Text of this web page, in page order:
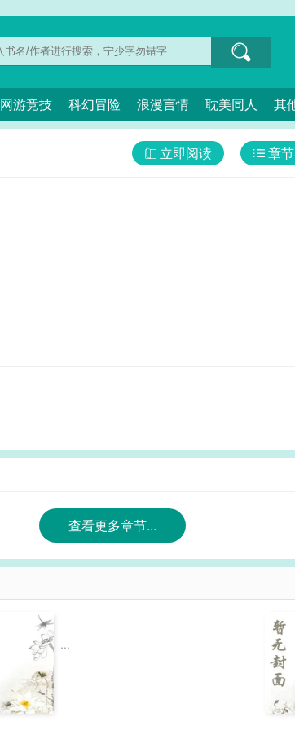
网游竞技 科幻冒险 浪漫言情 耽美同人 其
章
立即阅读
查看更多章节...
...